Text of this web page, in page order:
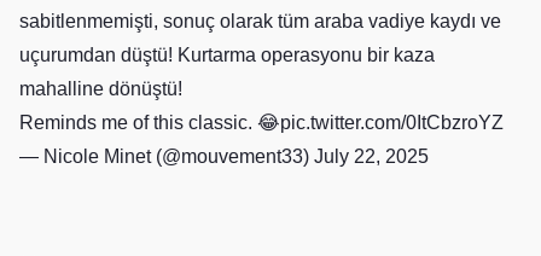
sabitlenmemişti, sonuç olarak tüm araba vadiye kaydı ve
uçurumdan düştü! Kurtarma operasyonu bir kaza
mahalline dönüştü!
Reminds me of this classic. 😂pic.twitter.com/0ItCbzroYZ
— Nicole Minet (@mouvement33) July 22, 2025